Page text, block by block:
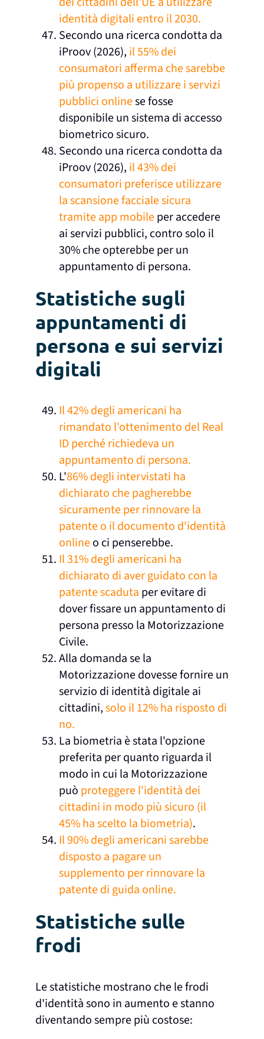
identità digitali entro il 2030.
Secondo una ricerca condotta da
iProov (2026), il 55% dei
consumatori afferma che sarebbe
più propenso a utilizzare i servizi
pubblici onlinese fosse
disponibile un sistema di accesso
biometrico sicuro.
Secondo una ricerca condotta da
iProov (2026), il 43% dei
consumatori preferisce utilizzare
la scansione facciale sicura
tramite app mobileper accedere
ai servizi pubblici, contro solo il
30% che opterebbe per un
appuntamento di persona.
Statistiche sugli
appuntamenti di
persona e sui servizi
digitali
Il 42% degli americani ha
rimandato l'ottenimento del Real
ID perché richiedeva un
appuntamento di persona.
L'86% degli intervistati ha
dichiarato che pagherebbe
sicuramente per rinnovare la
patente o il documento d'identità
onlineo ci penserebbe.
Il 31% degli americani ha
dichiarato di aver guidato con la
patente scaduta per evitare di
dover fissare un appuntamento di
persona presso la Motorizzazione
Civile.
Alla domanda se la
Motorizzazione dovesse fornire un
servizio di identità digitale ai
cittadini,solo il 12% ha risposto di
no.
La biometria è stata l'opzione
preferita per quanto riguarda il
modo in cui la Motorizzazione
può proteggere l'identità dei
cittadini in modo più sicuro (il
45% ha scelto la biometria).
Il 90% degli americani sarebbe
disposto a pagare un
supplemento per rinnovare la
patente di guida online.
Statistiche sulle
frodi
Le statistiche mostrano che le frodi
d'identità sono in aumento e stanno
diventando sempre più costose: